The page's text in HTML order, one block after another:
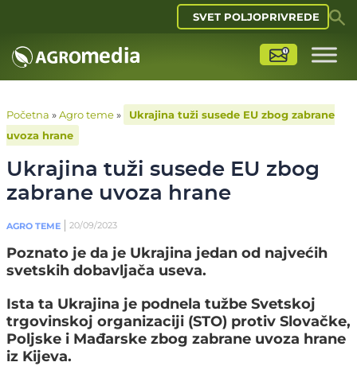
SVET POLJOPRIVREDE
Početna »Agro teme»
Ukrajina tuži susede EU zbog zabrane
uvoza hrane
Ukrajina tuži susede EU zbog
zabrane uvoza hrane
AGRO TEME 20/09/2023
Poznato je da je Ukrajina jedan od najvećih
svetskih dobavljača useva.
Ista ta Ukrajina je podnela tužbe Svetskoj
trgovinskoj organizaciji (STO) protiv Slovačke,
Poljske i Mađarske zbog zabrane uvoza hrane
iz Kijeva.